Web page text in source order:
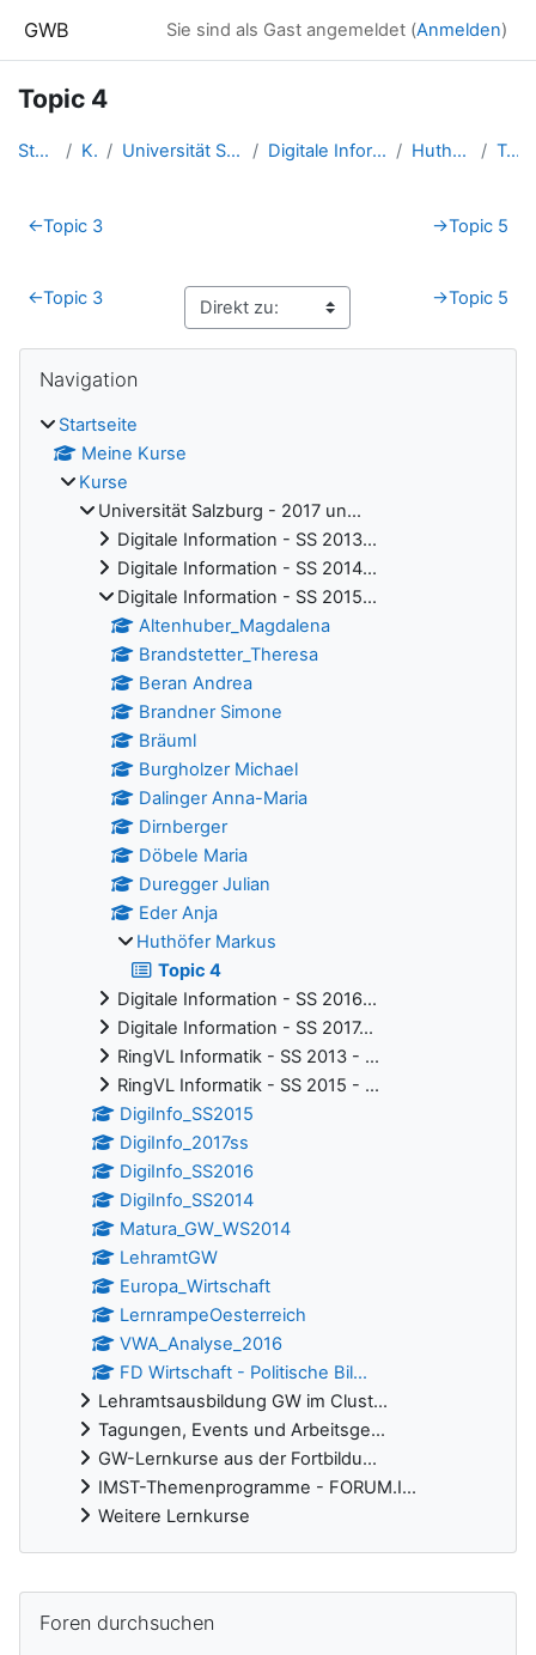
GWB Sie sind als Gast angemeldet (Anmelden)
Topic 4
Startseite Kurse Universität Salzburg - 2017 un... Digitale Information - SS 2015... Huthöfer Markus Topic 4
Abschnittsübersicht
←Topic 3 →Topic 5
←Topic 3 →Topic 5
Navigation
Startseite
Meine Kurse
Kurse
Universität Salzburg - 2017 un...
Digitale Information - SS 2013...
Digitale Information - SS 2014...
Digitale Information - SS 2015...
Altenhuber_Magdalena
Brandstetter_Theresa
Beran Andrea
Brandner Simone
Bräuml
Burgholzer Michael
Dalinger Anna-Maria
Dirnberger
Döbele Maria
Duregger Julian
Eder Anja
Huthöfer Markus
Topic 4
Digitale Information - SS 2016...
Digitale Information - SS 2017...
RingVL Informatik - SS 2013 - ...
RingVL Informatik - SS 2015 - ...
DigiInfo_SS2015
DigiInfo_2017ss
DigiInfo_SS2016
DigiInfo_SS2014
Matura_GW_WS2014
LehramtGW
Europa_Wirtschaft
LernrampeOesterreich
VWA_Analyse_2016
FD Wirtschaft - Politische Bil...
Lehramtsausbildung GW im Clust...
Tagungen, Events und Arbeitsge...
GW-Lernkurse aus der Fortbildu...
IMST-Themenprogramme - FORUM.I...
Weitere Lernkurse
Foren durchsuchen